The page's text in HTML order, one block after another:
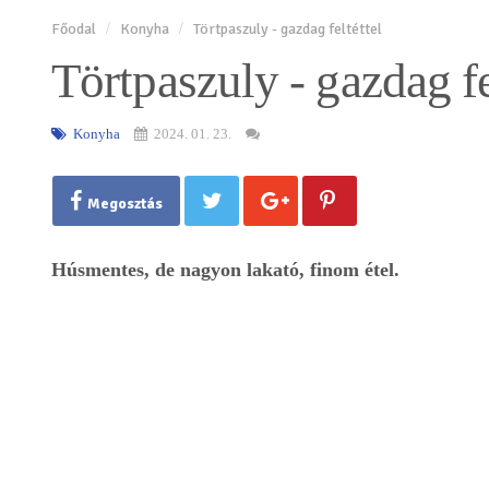
Főodal Konyha Törtpaszuly - gazdag feltéttel
Törtpaszuly - gazdag
Konyha 2024. 01. 23.
Megosztás
Húsmentes, de nagyon lakató, finom étel.